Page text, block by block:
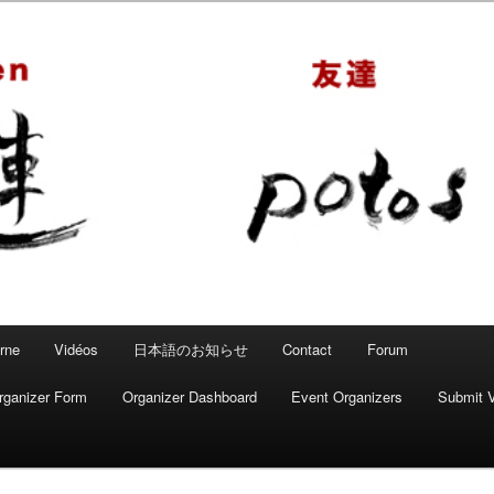
Mahjong convivial
Vidéos 日本語のお知らせ Contact Forum
Form Organizer Dashboard Event Organizers Submit